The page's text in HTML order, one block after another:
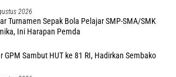
2026
Turnamen Sepak Bola Pelajar SMP-SMA/SMK
Ini Harapan Pemda